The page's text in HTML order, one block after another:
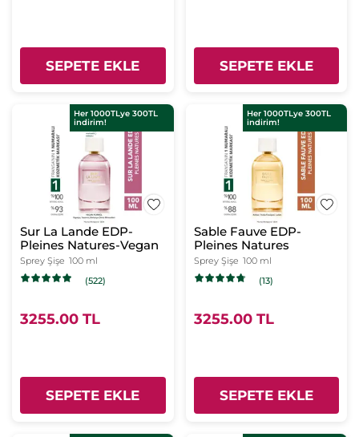
SEPETE EKLE SEPETE EKLE
Her 1000TLye 300TL
indirim!
Sur La Lande EDP-
Pleines Natures-Vegan
Sprey Şişe 100 ml
(522)
3255.00 TL
SEPETE EKLE
Her 1000TLye 300TL
indirim!
Sable Fauve EDP-
Pleines Natures
Sprey Şişe 100 ml
(13)
3255.00 TL
SEPETE EKLE